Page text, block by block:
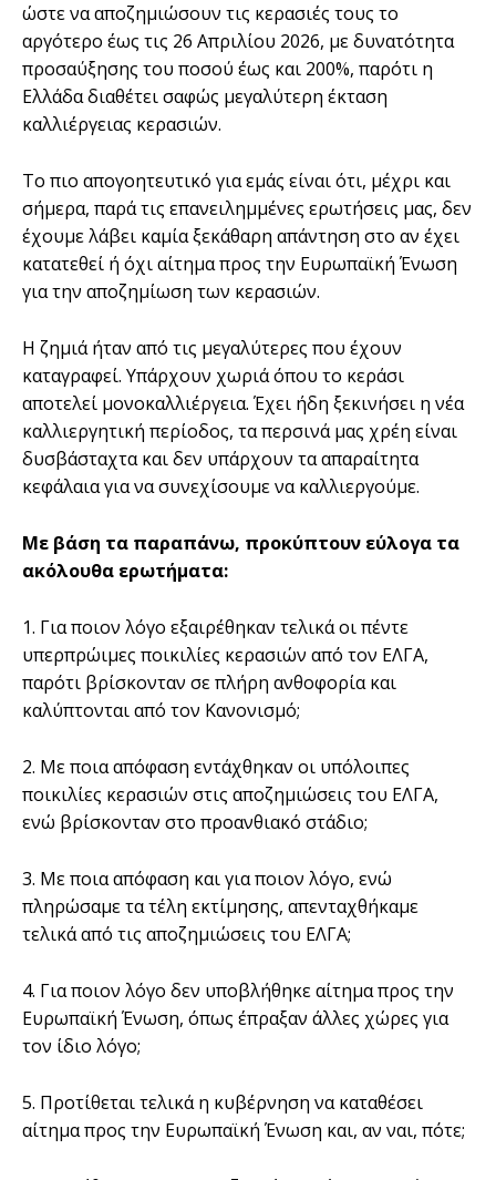
ώστε να αποζημιώσουν τις κερασιές τους το
αργότερο έως τις 26 Απριλίου 2026, με δυνατότητα
προσαύξησης του ποσού έως και 200%, παρότι η
Ελλάδα διαθέτει σαφώς μεγαλύτερη έκταση
καλλιέργειας κερασιών.
Το πιο απογοητευτικό για εμάς είναι ότι, μέχρι και
σήμερα, παρά τις επανειλημμένες ερωτήσεις μας, δεν
έχουμε λάβει καμία ξεκάθαρη απάντηση στο αν έχει
κατατεθεί ή όχι αίτημα προς την Ευρωπαϊκή Ένωση
για την αποζημίωση των κερασιών.
Η ζημιά ήταν από τις μεγαλύτερες που έχουν
καταγραφεί. Υπάρχουν χωριά όπου το κεράσι
αποτελεί μονοκαλλιέργεια. Έχει ήδη ξεκινήσει η νέα
καλλιεργητική περίοδος, τα περσινά μας χρέη είναι
δυσβάσταχτα και δεν υπάρχουν τα απαραίτητα
κεφάλαια για να συνεχίσουμε να καλλιεργούμε.
Με βάση τα παραπάνω, προκύπτουν εύλογα τα
ακόλουθα ερωτήματα:
1. Για ποιον λόγο εξαιρέθηκαν τελικά οι πέντε
υπερπρώιμες ποικιλίες κερασιών από τον ΕΛΓΑ,
παρότι βρίσκονταν σε πλήρη ανθοφορία και
καλύπτονται από τον Κανονισμό;
2. Με ποια απόφαση εντάχθηκαν οι υπόλοιπες
ποικιλίες κερασιών στις αποζημιώσεις του ΕΛΓΑ,
ενώ βρίσκονταν στο προανθιακό στάδιο;
3. Με ποια απόφαση και για ποιον λόγο, ενώ
πληρώσαμε τα τέλη εκτίμησης, απενταχθήκαμε
τελικά από τις αποζημιώσεις του ΕΛΓΑ;
4. Για ποιον λόγο δεν υποβλήθηκε αίτημα προς την
Ευρωπαϊκή Ένωση, όπως έπραξαν άλλες χώρες για
τον ίδιο λόγο;
5. Προτίθεται τελικά η κυβέρνηση να καταθέσει
αίτημα προς την Ευρωπαϊκή Ένωση και, αν ναι, πότε;